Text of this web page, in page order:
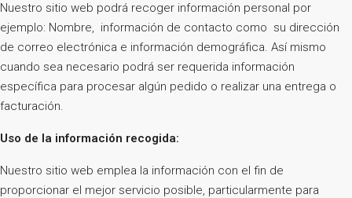
Nuestro sitio web podrá recoger información personal por
ejemplo: Nombre, información de contacto como su dirección
de correo electrónica e información demográfica. Así mismo
cuando sea necesario podrá ser requerida información
específica para procesar algún pedido o realizar una entrega o
facturación.
Uso de la información recogida:
Nuestro sitio web emplea la información con el fin de
proporcionar el mejor servicio posible, particularmente para